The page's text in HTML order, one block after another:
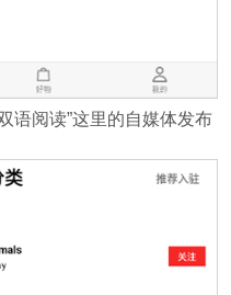
语阅读”这里的自媒体发布